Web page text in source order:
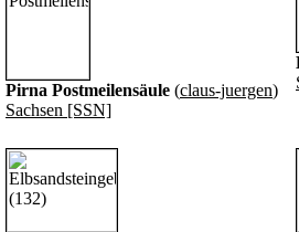
Pirna Postmeilensäule (claus-juergen)
Sachsen [SSN]